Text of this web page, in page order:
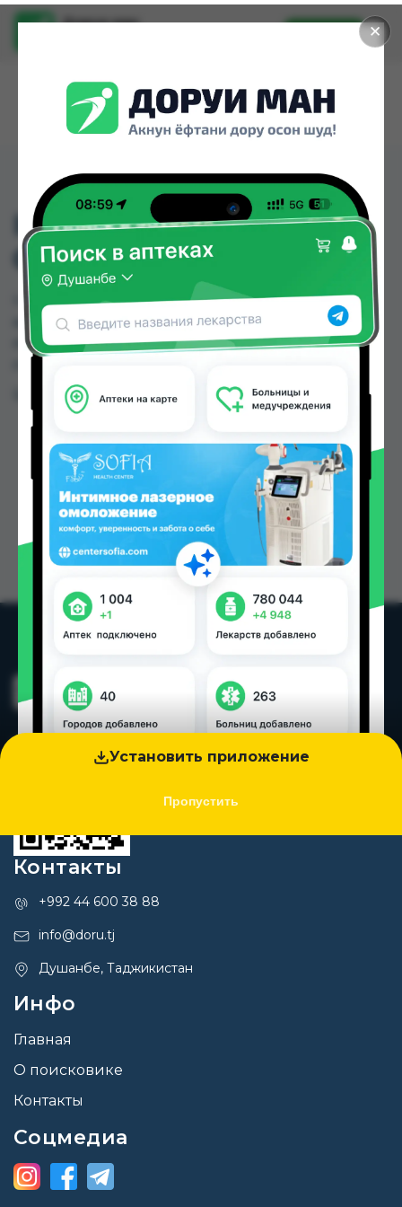
✕
Установить приложение
Пропустить
Доруи ман
Установить
I-85 COMPRESSION
GARMENTS TYNOR
I-85 COMPRESSION GARMENTS TYNOR можно
купить или заказать в аптеках, Дору Фарм №20
по цене от 150.00 TJS в Душанбе и других
Цена: от150.00 TJS
Контакты
+992 44 600 38 88
info@doru.tj
Душанбе, Таджикистан
Инфо
Главная
О поисковике
Контакты
Соцмедиа